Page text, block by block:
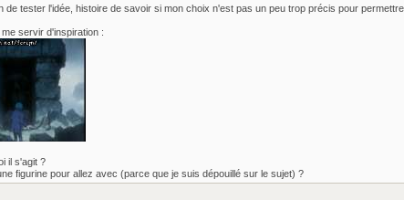
de tester l'idée, histoire de savoir si mon choix n'est pas un peu trop précis pour
servir d'inspiration :
il s'agit ?
figurine pour allez avec (parce que je suis dépouillé sur le sujet) ?